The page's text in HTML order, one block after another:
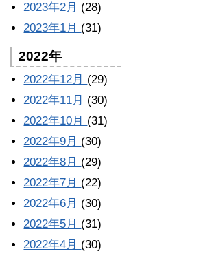
2023年2月 (28)
2023年1月 (31)
2022年
2022年12月 (29)
2022年11月 (30)
2022年10月 (31)
2022年9月 (30)
2022年8月 (29)
2022年7月 (22)
2022年6月 (30)
2022年5月 (31)
2022年4月 (30)